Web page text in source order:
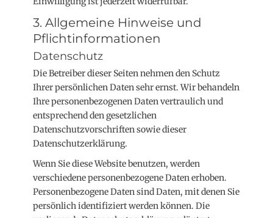
3. Allgemeine Hinweise und
Pflicht­informationen
Datenschutz
Die Betreiber dieser Seiten nehmen den Schutz
Ihrer persönlichen Daten sehr ernst. Wir behandeln
Ihre personenbezogenen Daten vertraulich und
entsprechend den gesetzlichen
Datenschutzvorschriften sowie dieser
Datenschutzerklärung.
Wenn Sie diese Website benutzen, werden
verschiedene personenbezogene Daten erhoben.
Personenbezogene Daten sind Daten, mit denen Sie
persönlich identifiziert werden können. Die